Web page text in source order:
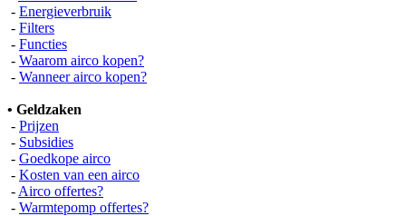
- Energieverbruik
- Filters
- Functies
- Waarom airco kopen?
- Wanneer airco kopen?
• Geldzaken
- Prijzen
- Subsidies
- Goedkope airco
- Kosten van een airco
- Airco offertes?
- Warmtepomp offertes?